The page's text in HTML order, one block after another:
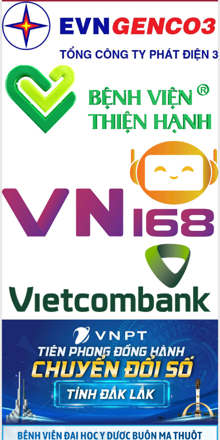
Chuyển đổi số 'mở đường' cho nông
nghiệp Đắk Lắk tăng trưởng bứt phá
Triển khai đồng bộ đo đạc, lập hồ sơ
địa chính, hoàn thiện cơ sở dữ liệu đất
đai
Ứng dụng sinh trắc học - Bước tiến
trong hành trình chuyển đổi số tại Đắk
Lắk
Đắk Lắk nâng cao hiệu quả công tác
Đảng từ Sổ tay đảng viên điện tử
Đắk Lắk đẩy mạnh nuôi biển công
nghệ, hướng tới phát triển thủy sản
2026
Đẩy mạnh cải cách hành chính, quyết
tâm đạt được mục tiêu tăng trưởng
hai con số trong năm 2026
Tổ chức trang trọng Lễ hội Đền thờ
Bệnh án điện tử thúc đẩy chuyển đổi
số y tế tại Đắk Lắk
Chuyển đổi số thư viện: Mở rộng
Đánh giá, rút kinh nghiệm công tác tổ
chức diễn tập trước ngày bầu cử
Chương trình “Gặp gỡ hữu nghị –
Friendship Meeting New Year 2026”
Bầu cử Quốc hội và HĐND: Cử tri Đắk
Lắk gửi gắm niềm tin, kỳ vọng vào lá
phiếu
Đắk Lắk sẵn sàng các điều kiện cho
Ngày hội bầu cử đại biểu Quốc hội
khóa XVI và HĐND các cấp nhiệm kỳ